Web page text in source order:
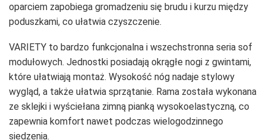
oparciem zapobiega gromadzeniu się brudu i kurzu między
poduszkami, co ułatwia czyszczenie.
VARIETY to bardzo funkcjonalna i wszechstronna seria sof
modułowych. Jednostki posiadają okrągłe nogi z gwintami,
które ułatwiają montaż. Wysokość nóg nadaje stylowy
wygląd, a także ułatwia sprzątanie. Rama została wykonana
ze sklejki i wyściełana zimną pianką wysokoelastyczną, co
zapewnia komfort nawet podczas wielogodzinnego
siedzenia.